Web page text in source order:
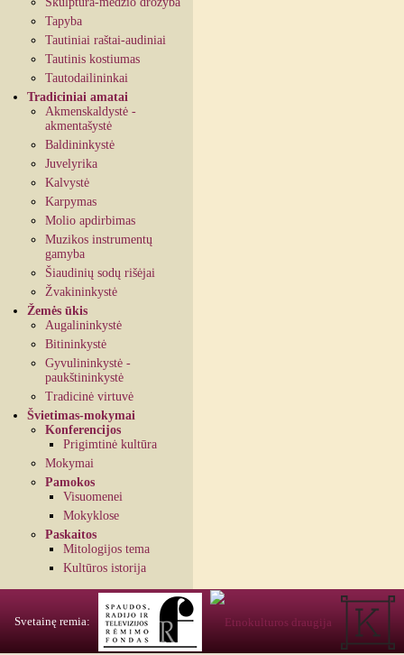
Tapyba
Tautiniai raštai-audiniai
Tautinis kostiumas
Tautodailininkai
Tradiciniai amatai
Akmenskaldystė -
akmentašystė
Baldininkystė
Juvelyrika
Kalvystė
Karpymas
Molio apdirbimas
Muzikos instrumentų
gamyba
Šiaudinių sodų rišėjai
Žvakininkystė
Žemės ūkis
Augalininkystė
Bitininkystė
Gyvulininkystė -
paukštininkystė
Tradicinė virtuvė
Švietimas-mokymai
Konferencijos
Prigimtinė kultūra
Mokymai
Pamokos
Visuomenei
Mokyklose
Paskaitos
Mitologijos tema
Kultūros istorija
Svetainę remia: